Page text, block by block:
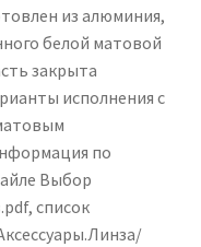
из алюминия,
белой матовой
закрыта
исполнения с
по
Выбор
список